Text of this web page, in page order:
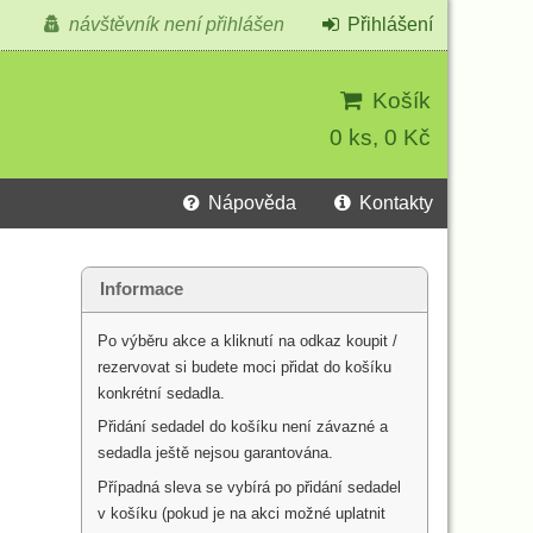
Košík
0 ks, 0 Kč
návštěvník není přihlášen Přihlášení
Nápověda Kontakty
Informace
Po výběru akce a kliknutí na odkaz koupit /
rezervovat si budete moci přidat do košíku
konkrétní sedadla.
Přidání sedadel do košíku není závazné a
sedadla ještě nejsou garantována.
Případná sleva se vybírá po přidání sedadel
v košíku (pokud je na akci možné uplatnit